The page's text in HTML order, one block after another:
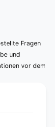
Fragen
und
vor dem